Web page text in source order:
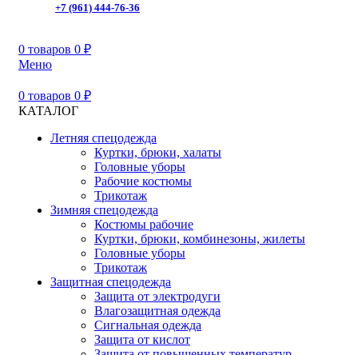
+7 (961) 444-76-36
0 товаров 0 ₽
Меню
0 товаров 0 ₽
КАТАЛОГ
Летняя спецодежда
Куртки, брюки, халаты
Головные уборы
Рабочие костюмы
Трикотаж
Зимняя спецодежда
Костюмы рабочие
Куртки, брюки, комбинезоны, жилеты
Головные уборы
Трикотаж
Защитная спецодежда
Защита от электродуги
Влагозащитная одежда
Сигнальная одежда
Защита от кислот